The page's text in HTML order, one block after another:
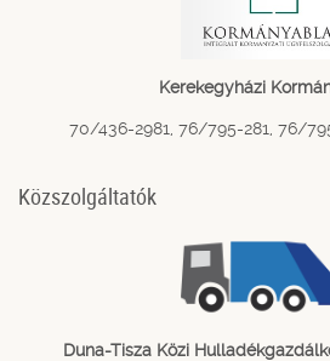
Kerekegyházi
70/436-2981, 76/795-281, 76/
Közszolgáltatók
Duna-Tisza Közi